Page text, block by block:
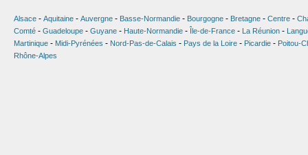
Alsace - Aquitaine - Auvergne - Basse-Normandie - Bourgogne - Bretagne - Centre -
Comté - Guadeloupe - Guyane - Haute-Normandie - Île-de-France - La Réunion -
Martinique - Midi-Pyrénées - Nord-Pas-de-Calais - Pays de la Loire - Picardie - Poitou-
Rhône-Alpes